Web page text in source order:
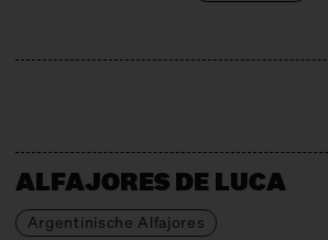
ALFAJORES DE LUCA
Argentinische Alfajores